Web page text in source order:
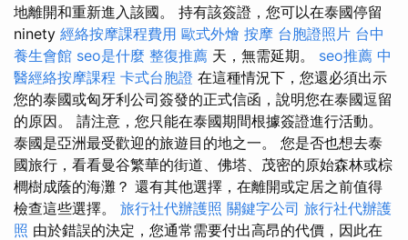
地離開和重新進入該國。 持有該簽證，您可以在泰國停留
ninety 經絡按摩課程費用 歐式外燴 按摩 台胞證照片 台中
養生會館 seo是什麼 整復推薦 天，無需延期。 seo推薦 中
醫經絡按摩課程 卡式台胞證 在這種情況下，您還必須出示
您的泰國或匈牙利公司簽發的正式信函，說明您在泰國逗留
的原因。 請注意，您只能在泰國期間根據簽證進行活動。
泰國是亞洲最受歡迎的旅遊目的地之一。 您是否也想去泰
國旅行，看看曼谷繁華的街道、佛塔、茂密的原始森林或棕
櫚樹成蔭的海灘？ 還有其他選擇，在離開或定居之前值得
檢查這些選擇。 旅行社代辦護照 關鍵字公司 旅行社代辦護
照 由於錯誤的決定，您通常需要付出高昂的代價，因此在